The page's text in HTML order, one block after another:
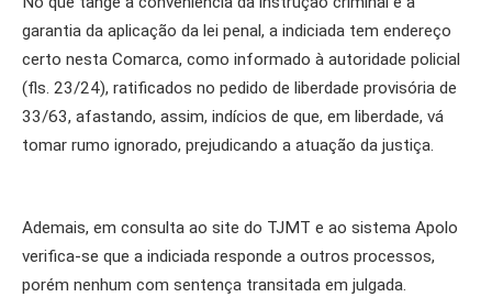
garantia da aplicação da lei penal, a indiciada tem endereço
certo nesta Comarca, como informado à autoridade policial
(fls. 23/24), ratificados no pedido de liberdade provisória de
33/63, afastando, assim, indícios de que, em liberdade, vá
tomar rumo ignorado, prejudicando a atuação da justiça.
Ademais, em consulta ao site do TJMT e ao sistema Apolo
verifica-se que a indiciada responde a outros processos,
porém nenhum com sentença transitada em julgada.